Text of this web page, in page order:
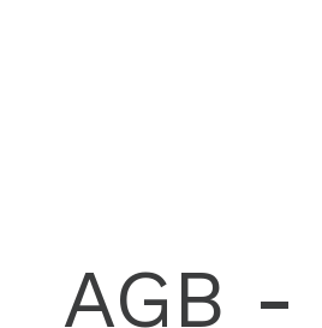
AGB